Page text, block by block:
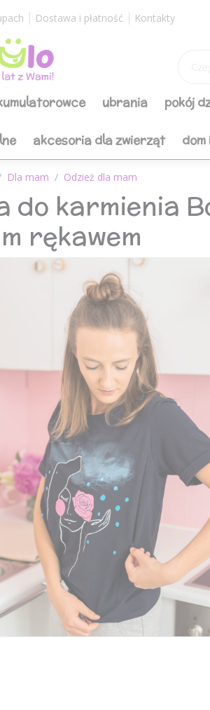
Dostawa i płatność Kontakty
ubrania pokój
akcesoria dla zwierząt
Dla mam Odzież dla mam
do karmienia
rękawem